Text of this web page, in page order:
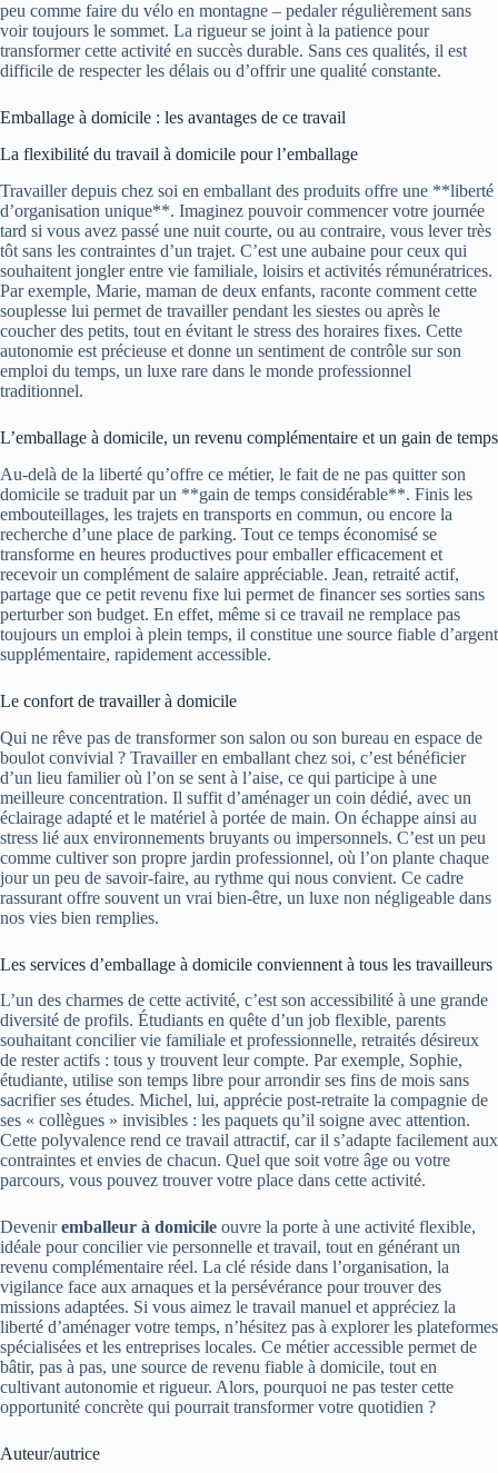
peu comme faire du vélo en montagne – pedaler régulièrement sans
voir toujours le sommet. La rigueur se joint à la patience pour
transformer cette activité en succès durable. Sans ces qualités, il est
difficile de respecter les délais ou d’offrir une qualité constante.
Emballage à domicile : les avantages de ce travail
La flexibilité du travail à domicile pour l’emballage
Travailler depuis chez soi en emballant des produits offre une **liberté
d’organisation unique**. Imaginez pouvoir commencer votre journée
tard si vous avez passé une nuit courte, ou au contraire, vous lever très
tôt sans les contraintes d’un trajet. C’est une aubaine pour ceux qui
souhaitent jongler entre vie familiale, loisirs et activités rémunératrices.
Par exemple, Marie, maman de deux enfants, raconte comment cette
souplesse lui permet de travailler pendant les siestes ou après le
coucher des petits, tout en évitant le stress des horaires fixes. Cette
autonomie est précieuse et donne un sentiment de contrôle sur son
emploi du temps, un luxe rare dans le monde professionnel
traditionnel.
L’emballage à domicile, un revenu complémentaire et un gain de temps
Au-delà de la liberté qu’offre ce métier, le fait de ne pas quitter son
domicile se traduit par un **gain de temps considérable**. Finis les
embouteillages, les trajets en transports en commun, ou encore la
recherche d’une place de parking. Tout ce temps économisé se
transforme en heures productives pour emballer efficacement et
recevoir un complément de salaire appréciable. Jean, retraité actif,
partage que ce petit revenu fixe lui permet de financer ses sorties sans
perturber son budget. En effet, même si ce travail ne remplace pas
toujours un emploi à plein temps, il constitue une source fiable d’argent
supplémentaire, rapidement accessible.
Le confort de travailler à domicile
Qui ne rêve pas de transformer son salon ou son bureau en espace de
boulot convivial ? Travailler en emballant chez soi, c’est bénéficier
d’un lieu familier où l’on se sent à l’aise, ce qui participe à une
meilleure concentration. Il suffit d’aménager un coin dédié, avec un
éclairage adapté et le matériel à portée de main. On échappe ainsi au
stress lié aux environnements bruyants ou impersonnels. C’est un peu
comme cultiver son propre jardin professionnel, où l’on plante chaque
jour un peu de savoir-faire, au rythme qui nous convient. Ce cadre
rassurant offre souvent un vrai bien-être, un luxe non négligeable dans
nos vies bien remplies.
Les services d’emballage à domicile conviennent à tous les travailleurs
L’un des charmes de cette activité, c’est son accessibilité à une grande
diversité de profils. Étudiants en quête d’un job flexible, parents
souhaitant concilier vie familiale et professionnelle, retraités désireux
de rester actifs : tous y trouvent leur compte. Par exemple, Sophie,
étudiante, utilise son temps libre pour arrondir ses fins de mois sans
sacrifier ses études. Michel, lui, apprécie post-retraite la compagnie de
ses « collègues » invisibles : les paquets qu’il soigne avec attention.
Cette polyvalence rend ce travail attractif, car il s’adapte facilement aux
contraintes et envies de chacun. Quel que soit votre âge ou votre
parcours, vous pouvez trouver votre place dans cette activité.
Deveniremballeur à domicile ouvre la porte à une activité flexible,
idéale pour concilier vie personnelle et travail, tout en générant un
revenu complémentaire réel. La clé réside dans l’organisation, la
vigilance face aux arnaques et la persévérance pour trouver des
missions adaptées. Si vous aimez le travail manuel et appréciez la
liberté d’aménager votre temps, n’hésitez pas à explorer les plateformes
spécialisées et les entreprises locales. Ce métier accessible permet de
bâtir, pas à pas, une source de revenu fiable à domicile, tout en
cultivant autonomie et rigueur. Alors, pourquoi ne pas tester cette
opportunité concrète qui pourrait transformer votre quotidien ?
Auteur/autrice